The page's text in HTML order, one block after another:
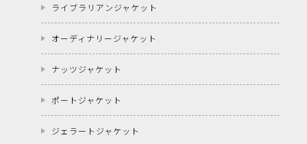
ライブラリアンジャケット
オーディナリージャケット
ナッツジャケット
ポートジャケット
ジェラートジャケット